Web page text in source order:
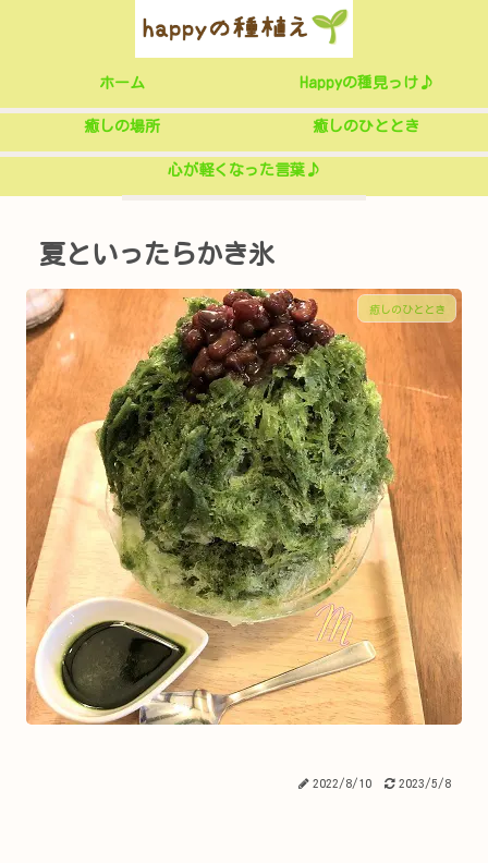
ホーム Happyの種見っけ♪
癒しの場所 癒しのひととき
心が軽くなった言葉♪
夏といったらかき氷
癒しのひととき
2022/8/10 2023/5/8